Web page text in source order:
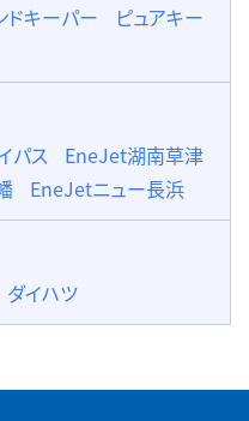
ドキーパー
ピュアキー
パス
EneJet湖南草津
EneJetニュー長浜
ダイハツ